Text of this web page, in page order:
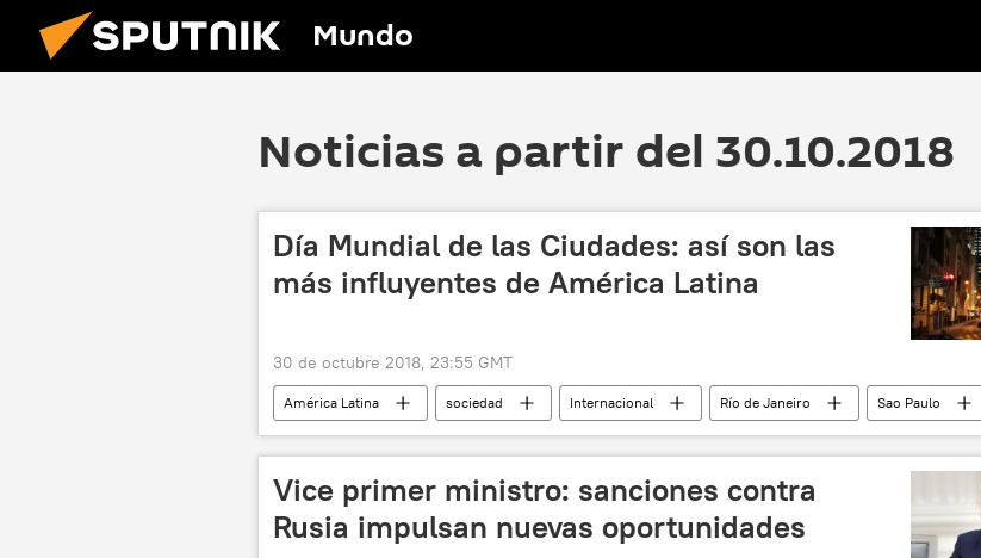
Mundo
Noticias a partir del 30.10.2018
Día Mundial de las Ciudades: así son las
más influyentes de América Latina
30 de octubre 2018, 23:55 GMT
América Latina sociedad Internacional Río de Janeiro
Sao Paulo
Buenos Aires
Ciudad de México (CDMX) Bogotá
Día Mundial de las Ciudades
Vice primer ministro: sanciones contra
Rusia impulsan nuevas oportunidades